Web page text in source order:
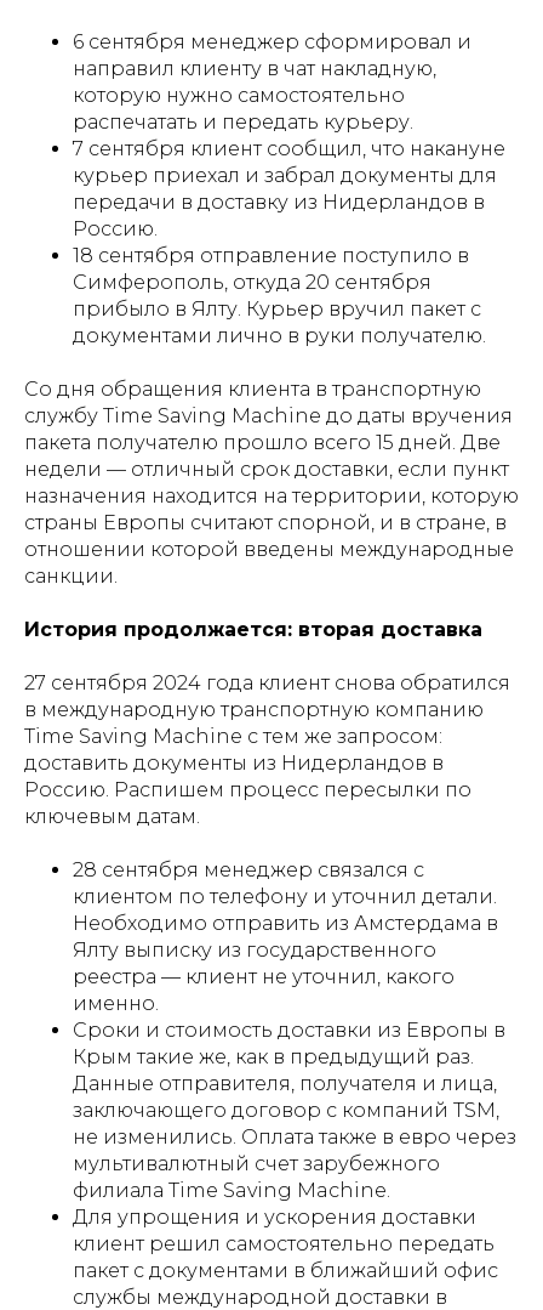
6 сентября менеджер сформировал и
направил клиенту в чат накладную,
которую нужно самостоятельно
распечатать и передать курьеру.
7 сентября клиент сообщил, что накануне
курьер приехал и забрал документы для
передачи в доставку из Нидерландов в
Россию.
18 сентября отправление поступило в
Симферополь, откуда 20 сентября
прибыло в Ялту. Курьер вручил пакет с
документами лично в руки получателю.
Со дня обращения клиента в транспортную
службу Time Saving Machine до даты вручения
пакета получателю прошло всего 15 дней. Две
недели — отличный срок доставки, если пункт
назначения находится на территории, которую
страны Европы считают спорной, и в стране, в
отношении которой введены международные
санкции.
История продолжается: вторая доставка
27 сентября 2024 года клиент снова обратился
в международную транспортную компанию
Time Saving Machine с тем же запросом:
доставить документы из Нидерландов в
Россию. Распишем процесс пересылки по
ключевым датам.
28 сентября менеджер связался с
клиентом по телефону и уточнил детали.
Необходимо отправить из Амстердама в
Ялту выписку из государственного
реестра — клиент не уточнил, какого
именно.
Сроки и стоимость доставки из Европы в
Крым такие же, как в предыдущий раз.
Данные отправителя, получателя и лица,
заключающего договор с компаний TSM,
не изменились. Оплата также в евро через
мультивалютный счет зарубежного
филиала Time Saving Machine.
Для упрощения и ускорения доставки
клиент решил самостоятельно передать
пакет с документами в ближайший офис
службы международной доставки в